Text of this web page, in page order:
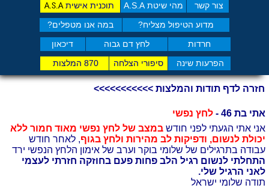
צור קשר מהי שיטת A.S.A תוכנית אישיתA.S.A
חרדות לחץ דם גבוה דיכאון
מדוע הטיפול מצליח? במה אנו מטפלים?
הפרעות שינה סיפורי הצלחה 870 המלצות
אתי בת 46 -
לחץ נפשי
אני אתי הגעתי לפני חודשבמצב של לחץ נפשי מאוד חמור ללא
יכולת לנשום, ודפיקות לב מהירות ולחץ בגוף, לאחר חודש
עבודה בתרגילים של שלומי בוקר וערב של אימון הלחץ הנפשי ירד
התחלתי לנשום רגיל הלב פחות פעם בחוזקה חזרתי לעצמי
לאני הרגיל שלי.
תודה שלומי ישראל
חזרה לדף תודות והמלצות >>>>>>>>>>>